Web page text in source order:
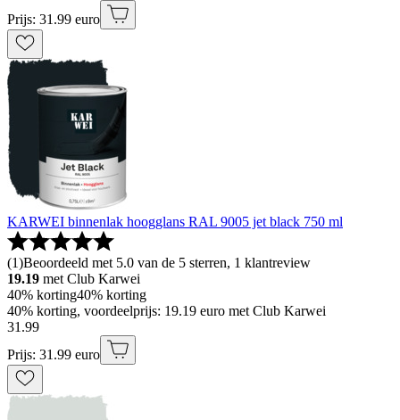
Prijs: 31.99 euro
KARWEI binnenlak hoogglans RAL 9005 jet black 750 ml
(1)Beoordeeld met 5.0 van de 5 sterren, 1 klantreview
19.19 met Club Karwei
40% korting40% korting
40% korting, voordeelprijs: 19.19 euro met Club Karwei
31 .99
Prijs: 31.99 euro